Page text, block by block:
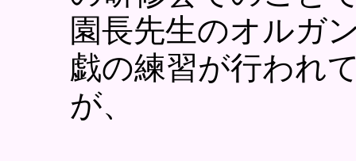
園長先生のオルガ
戯の練習が行われ
が、